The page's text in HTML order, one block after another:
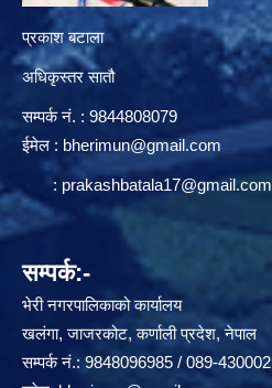
प्रकाश बटाला
अधिकृस्तर सातौ
सम्पर्क न‌ं. : 9844808079
ईमेल : bherimun@gmail.com
: prakashbatala17@gmail.com
सम्पर्क:-
भेरी नगरपालिकाको कार्यालय
खलंगा, जाजरकोट, कर्णाली प्रदेश, नेपाल
सम्पर्क नं.: 9848096985 / 089-430002